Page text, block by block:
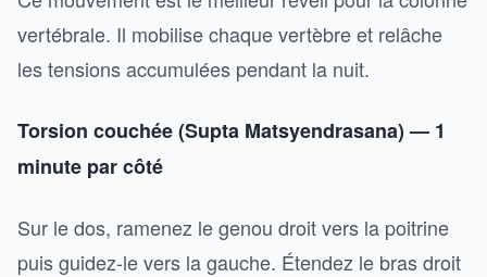
vertébrale. Il mobilise chaque vertèbre et relâche
les tensions accumulées pendant la nuit.
Torsion couchée (Supta Matsyendrasana) — 1
minute par côté
Sur le dos, ramenez le genou droit vers la poitrine
puis guidez-le vers la gauche. Étendez le bras droit